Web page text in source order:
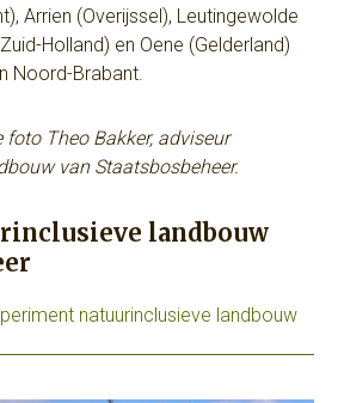
Arrien (Overijssel), Leutingewolde
Holland) en Oene (Gelderland)
Noord-Brabant.
Theo Bakker, adviseur
van Staatsbosbeheer.
landbouw
natuurinclusieve landbouw